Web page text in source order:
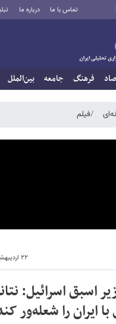
تماس با ما درباره ما
فرهنگ جامعه بین‌الملل
فیلم
۲۲ اردیبهشت ۱۴۰۵ - ۰۹:۰۰
اسبق اسرائیل:
ایران را شعله‌ور